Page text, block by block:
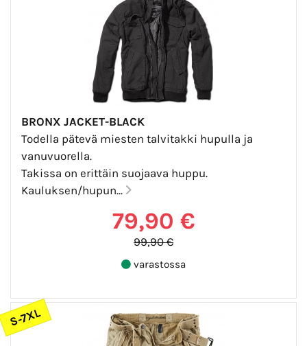
BRONX JACKET-BLACK
Todella pätevä miesten talvitakki hupulla ja
vanuvuorella.
Takissa on erittäin suojaava huppu.
Kauluksen/hupun...
79,90 €
99,90 €
varastossa
S-7XL